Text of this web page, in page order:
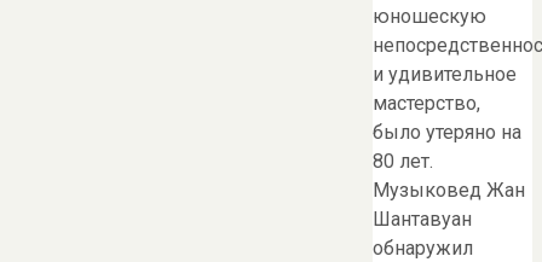
юношескую
и удивительное
мастерство,
было утеряно на
80 лет.
Музыковед Жан
Шантавуан
обнаружил